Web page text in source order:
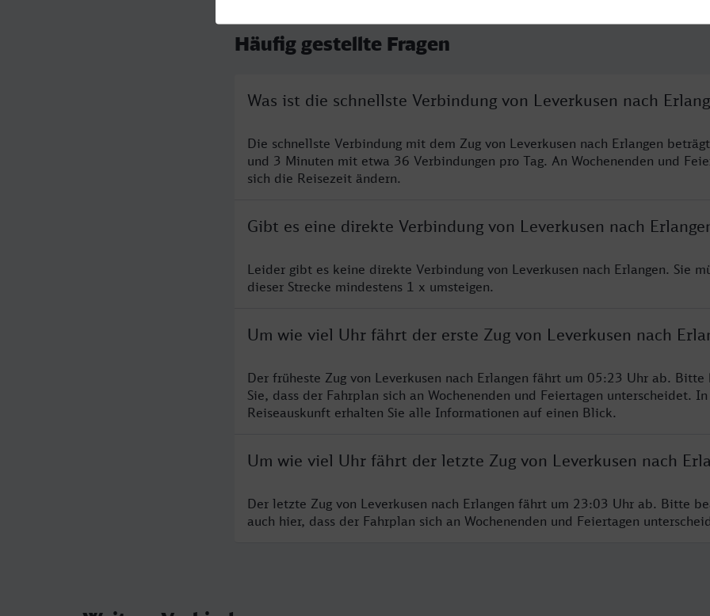
Häufig gestellte Fragen
Was ist die schnellste Verbindung von Leverkusen nach
Die schnellste Verbindung mit dem Zug von Leverkusen nach Erlangen
und 3 Minuten mit etwa 36 Verbindungen pro Tag. An Wochenenden und
sich die Reisezeit ändern.
Gibt es eine direkte Verbindung von Leverkusen nach
Leider gibt es keine direkte Verbindung von Leverkusen nach Erlangen. Sie
dieser Strecke mindestens 1 x umsteigen.
Um wie viel Uhr fährt der erste Zug von Leverkusen nach
Der früheste Zug von Leverkusen nach Erlangen fährt um 05:23 Uhr ab. Bitte
Sie, dass der Fahrplan sich an Wochenenden und Feiertagen unterscheidet.
Reiseauskunft erhalten Sie alle Informationen auf einen Blick.
Um wie viel Uhr fährt der letzte Zug von Leverkusen nach
Der letzte Zug von Leverkusen nach Erlangen fährt um 23:03 Uhr ab. Bitte
auch hier, dass der Fahrplan sich an Wochenenden und Feiertagen